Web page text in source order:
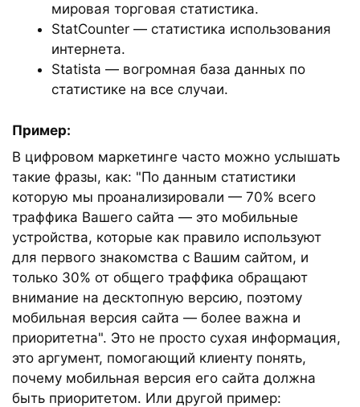
мировая торговая статистика.
StatCounter — статистика использования
интернета.
Statista — вогромная база данных по
статистике на все случаи.
Пример:
В цифровом маркетинге часто можно услышать
такие фразы, как: "По данным статистики
которую мы проанализировали — 70% всего
траффика Вашего сайта — это мобильные
устройства, которые как правило используют
для первого знакомства с Вашим сайтом, и
только 30% от общего траффика обращают
внимание на десктопную версию, поэтому
мобильная версия сайта — более важна и
приоритетна". Это не просто сухая информация,
это аргумент, помогающий клиенту понять,
почему мобильная версия его сайта должна
быть приоритетом. Или другой пример: